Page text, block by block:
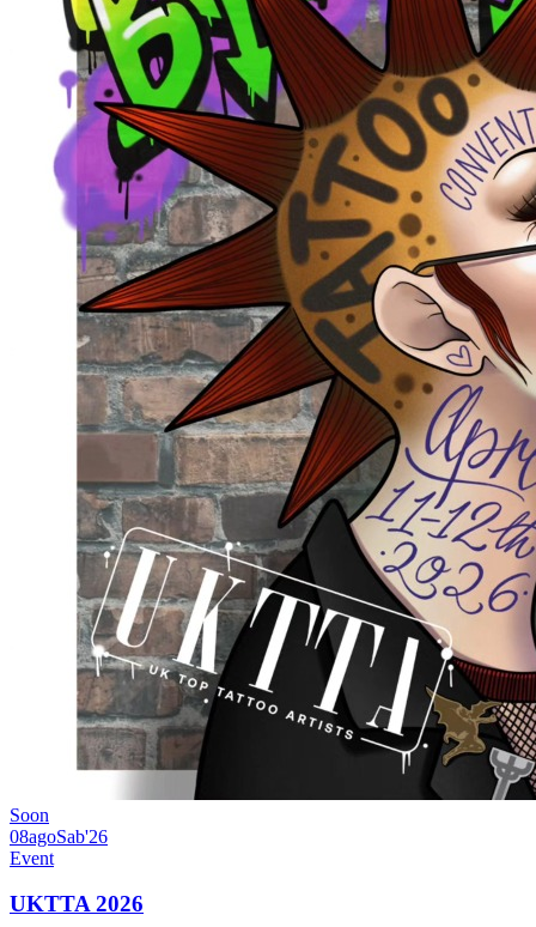
Soon
08agoSab'26
Event
UKTTA 2026